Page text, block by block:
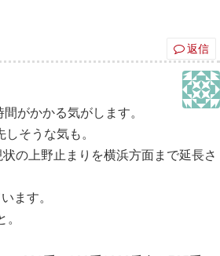
返信
がかかる気がします。
そうな気も。
の上野止まりを横浜方面まで延長さ
ます。